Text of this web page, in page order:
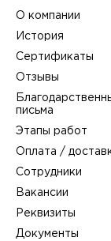
О компании
История
Сертификаты
Отзывы
письма
Этапы работ
Оплата /
Сотрудники
Вакансии
Реквизиты
Документы